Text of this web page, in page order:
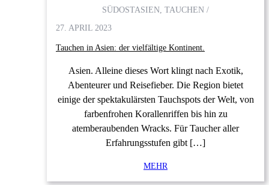
SÜDOSTASIEN, TAUCHEN /
27. APRIL 2023
Tauchen in Asien: der vielfältige Kontinent.
Asien. Alleine dieses Wort klingt nach Exotik,
Abenteurer und Reisefieber. Die Region bietet
einige der spektakulärsten Tauchspots der Welt, von
farbenfrohen Korallenriffen bis hin zu
atemberaubenden Wracks. Für Taucher aller
Erfahrungsstufen gibt […]
MEHR